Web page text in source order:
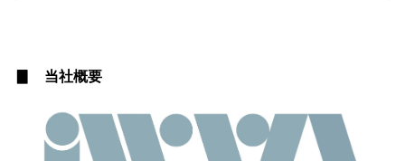
▊ 当社概要